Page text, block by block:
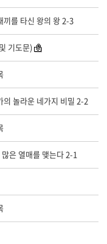
끼를 타신 왕의 왕 2-3
기도문)
놀라운 네가지 비밀 2-2
은 열매를 맺는다 2-1